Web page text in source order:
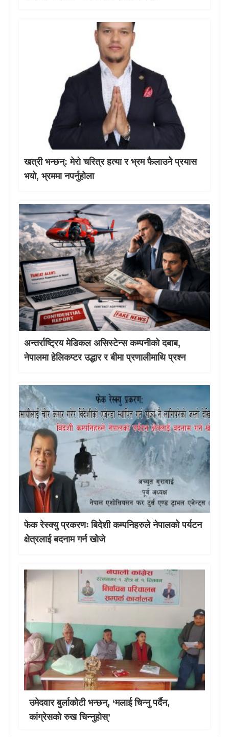
खत्री भन्छन्: मेरो चरित्र हत्या र भ्रम फैलाउने प्रयास
भयो, भ्रममा नपर्नुहोला
अन्तर्राष्ट्रिय मेडिकल असिस्टेन्स कम्पनीको दबाब,
नेपालमा हेलिकप्टर उद्धार र बीमा प्रणालीमाथि प्रश्न
फेक रेस्क्यु प्रकरणः बिदेशी कम्पनिहरुले नेपालको पर्यटन
क्षेत्रलाई बदनाम गर्न खोजे
उमेदवार बुर्लाकोटी भन्छन्, ‘मलाई चिन्नु पर्दैन,
कांग्रेसको रुख चिन्नुहोस्’